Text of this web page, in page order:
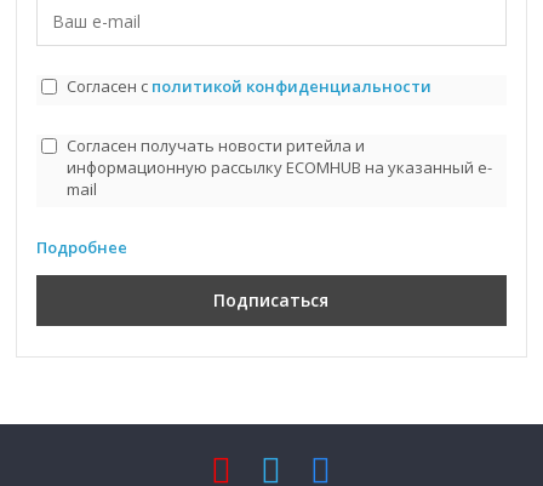
Согласен с политикой конфиденциальности
Согласен получать новости ритейла и
информационную рассылку ECOMHUB на указанный e-
mail
Подробнее